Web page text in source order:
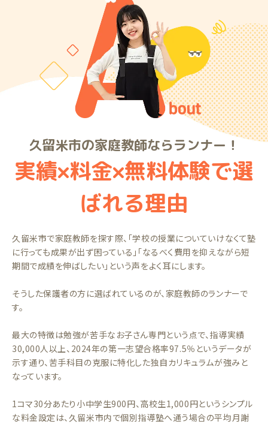
久留米市の家庭教師ならランナー！
実績×料金×無料体験で選
ばれる理由
久留米市で家庭教師を探す際、「学校の授業についていけなくて塾
に行っても成果が出ず困っている」「なるべく費用を抑えながら短
期間で成績を伸ばしたい」という声をよく耳にします。
そうした保護者の方に選ばれているのが、家庭教師のランナーで
す。
最大の特徴は勉強が苦手なお子さん専門という点で、指導実績
30,000人以上、2024年の第一志望合格率97.5％というデータが
示す通り、苦手科目の克服に特化した独自カリキュラムが強みと
なっています。
1コマ30分あたり小中学生900円、高校生1,000円というシンプル
な料金設定は、久留米市内で個別指導塾へ通う場合の平均月謝